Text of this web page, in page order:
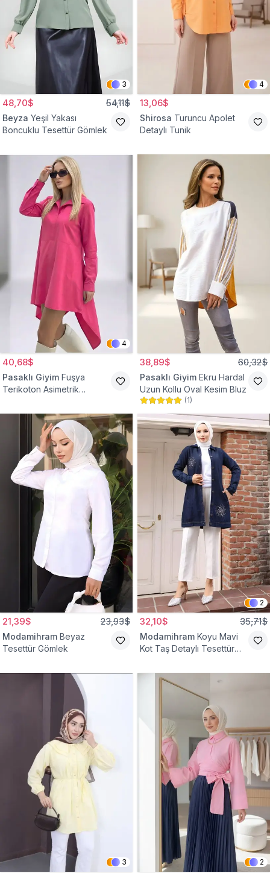
3
48,70$ 54,11$
Beyza Yeşil Yakası
Boncuklu Tesettür Gömlek
4
13,06$
Shirosa Turuncu Apolet
Detaylı Tunik
4
40,68$
Pasaklı Giyim Fuşya
Terikoton Asimetrik
38,89$ 60,32$
Pasaklı Giyim Ekru Hardal
Uzun Kollu Oval Kesim Bluz
(1)
21,39$ 23,93$
Modamihram Beyaz
Tesettür Gömlek
2
32,10$ 35,71$
Modamihram Koyu Mavi
Kot Taş Detaylı Tesettür
3 2